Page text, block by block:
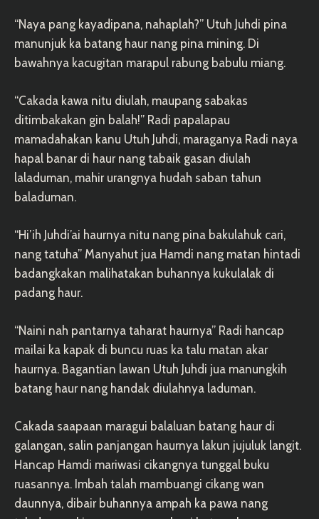
“Naya pang kayadipana, nahaplah?” Utuh Juhdi pina
manunjuk ka batang haur nang pina mining. Di
bawahnya kacugitan marapul rabung babulu miang.
“Cakada kawa nitu diulah, maupang sabakas
ditimbakakan gin balah!” Radi papalapau
mamadahakan kanu Utuh Juhdi, maraganya Radi naya
hapal banar di haur nang tabaik gasan diulah
laladuman, mahir urangnya hudah saban tahun
baladuman.
“Hi’ih Juhdi’ai haurnya nitu nang pina bakulahuk cari,
nang tatuha” Manyahut jua Hamdi nang matan hintadi
badangkakan malihatakan buhannya kukulalak di
padang haur.
“Naini nah pantarnya taharat haurnya” Radi hancap
mailai ka kapak di buncu ruas ka talu matan akar
haurnya. Bagantian lawan Utuh Juhdi jua manungkih
batang haur nang handak diulahnya laduman.
Cakada saapaan maragui balaluan batang haur di
galangan, salin panjangan haurnya lakun jujuluk langit.
Hancap Hamdi mariwasi cikangnya tunggal buku
ruasannya. Imbah talah mambuangi cikang wan
daunnya, dibair buhannya ampah ka pawa nang